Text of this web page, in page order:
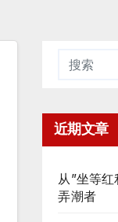
近期文章
从”坐等
弄潮者